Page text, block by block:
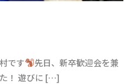
です
先日、新卒歓迎会を兼
！ 遊びに […]